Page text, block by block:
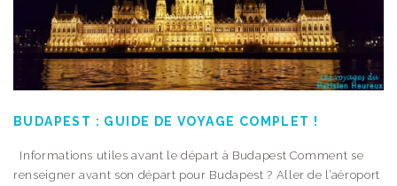
BUDAPEST : GUIDE DE VOYAGE COMPLET !
Informations utiles avant le départ à Budapest Comment se
renseigner avant son départ pour Budapest ? Aller de l’aéroport